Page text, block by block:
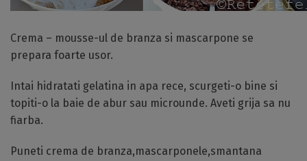
Crema – mousse-ul de branza si mascarpone se
prepara foarte usor.
Intai hidratati gelatina in apa rece, scurgeti-o bine si
topiti-o la baie de abur sau microunde. Aveti grija sa nu
fiarba.
Puneti crema de branza,mascarponele,smantana